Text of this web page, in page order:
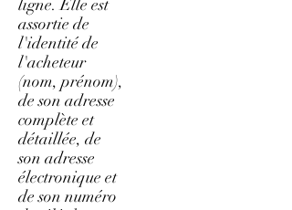
ligne. Elle est
assortie de
l'identité de
l'acheteur
(nom, prénom),
de son adresse
complète et
détaillée, de
son adresse
électronique et
de son numéro